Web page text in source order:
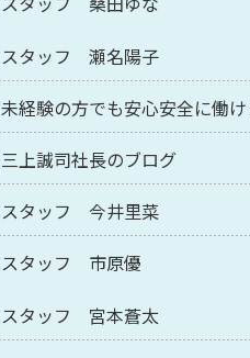
スタッフ 瀬名陽子
未経験の方でも安心安全に働
三上誠司社長のブログ
スタッフ 今井里菜
スタッフ 市原優
スタッフ 宮本蒼太